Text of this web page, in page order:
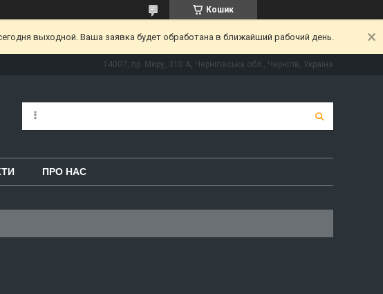
Кошик
выходной. Ваша заявка будет обработана в ближайший рабочий день.
14007, пр. Миру, 310 А, Чернігівська обл., Чернігів, Україна
ПРО НАС